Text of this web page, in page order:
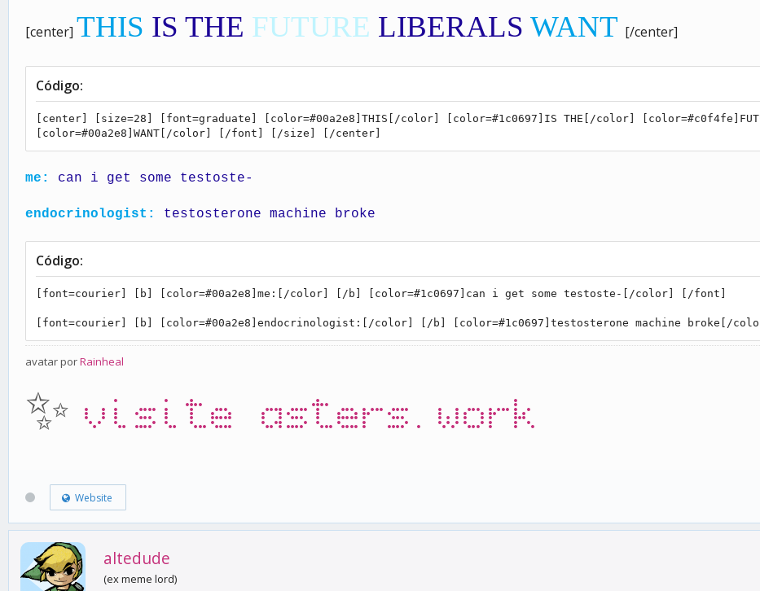
[center] THIS IS THE FUTURE LIBERALS WANT [/center]
Código:
[center] [size=28] [font=graduate] [color=#00a2e8]THIS[/color] [color=#1c0697]IS THE[/color]
[color=#00a2e8]WANT[/color] [/font] [/size] [/center]
me: can i get some testoste-
endocrinologist: testosterone machine broke
Código:
[font=courier] [b] [color=#00a2e8]me:[/color] [/b] [color=#1c0697]can i get some testoste-[/color] [/font]
[font=courier] [b] [color=#00a2e8]endocrinologist:[/color] [/b] [color=#1c0697]testosterone machine broke[/
avatar porRainheal
✨ visite asters.work
Website
altedude
(ex meme lord)